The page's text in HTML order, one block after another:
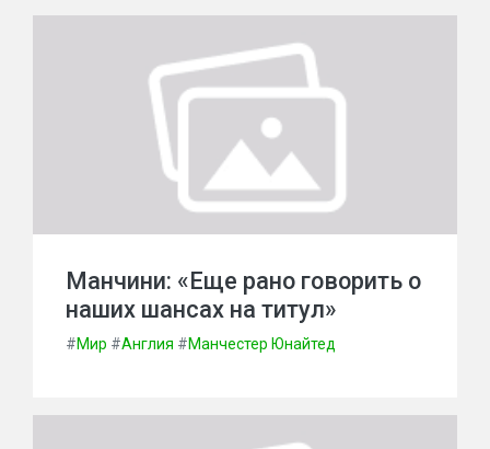
Манчини: «Еще рано говорить о
наших шансах на титул»
#Мир #Англия #Манчестер Юнайтед